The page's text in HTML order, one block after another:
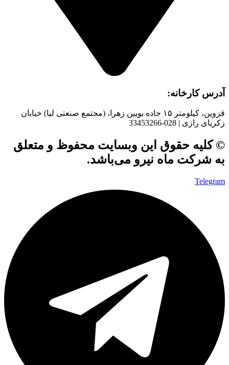
آدرس کارخانه:
قزوین، کیلومتر ۱۵ جاده بويین زهرا، (مجتمع صنعتی لیا) خیابان
زکریای رازی | 028-33453266
© کلیه حقوق این وبسایت محفوظ و متعلق
به شرکت ماه نیرو می‌باشد.
Telegram